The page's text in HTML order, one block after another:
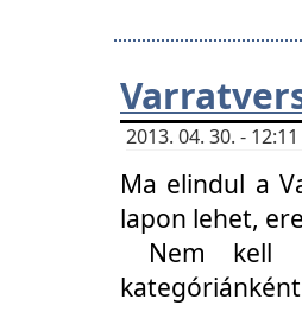
2013. 04. 30. -
Ma elindul a
lapon lehet,
Nem kell